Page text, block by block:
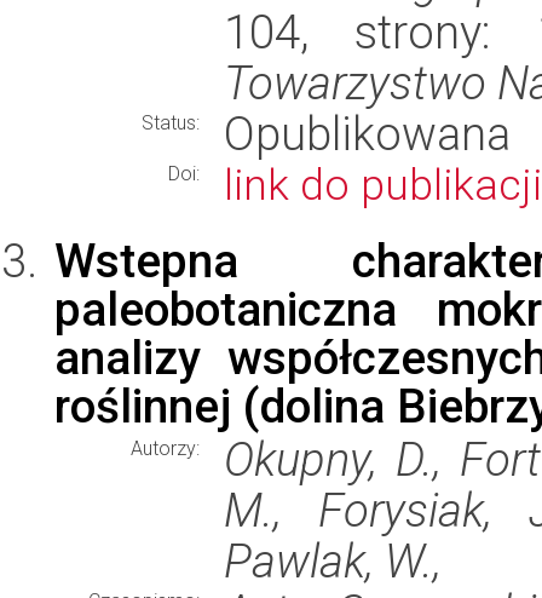
104, strony:
Towarzystwo
Status: Opublikowana
Doi: link do publikacji
Wstepna
paleobotaniczna
analizy
roślinnej (dolina
Autorzy:
Okupny, D.,
M., Forysiak,
Pawlak, W.,